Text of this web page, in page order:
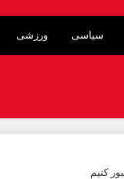
سیاسی ورزشی
کنیم